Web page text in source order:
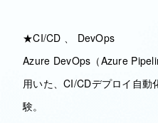
★CI/CD 、 DevOps
Azure DevOps（Azure
用いた、CI/CDデプロイ自動
験。